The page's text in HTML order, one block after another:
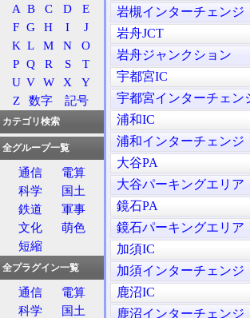
岩槻インターチェンジ
岩舟JCT
岩舟ジャンクション
宇都宮IC
宇都宮インターチェン
浦和IC
浦和インターチェンジ
大谷PA
大谷パーキングエリア
鏡石PA
鏡石パーキングエリア
加須IC
加須インターチェンジ
鹿沼IC
鹿沼インターチェンジ
A B C D
E
F G H I
J
K L M N
O
P Q R S
T
U V W X
Y
Z
数字 記号
カテゴリ検索
全グループ一覧
通信
電算
科学
国土
鉄道
軍事
文化
萌色
短縮
全プラグイン一覧
通信
電算
科学
国土